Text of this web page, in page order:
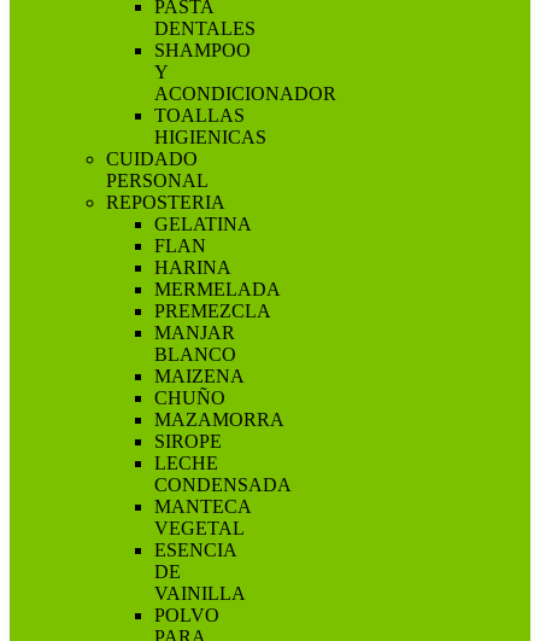
PASTA
DENTALES
SHAMPOO
Y
ACONDICIONADOR
TOALLAS
HIGIENICAS
CUIDADO
PERSONAL
REPOSTERIA
GELATINA
FLAN
HARINA
MERMELADA
PREMEZCLA
MANJAR
BLANCO
MAIZENA
CHUÑO
MAZAMORRA
SIROPE
LECHE
CONDENSADA
MANTECA
VEGETAL
ESENCIA
DE
VAINILLA
POLVO
PARA